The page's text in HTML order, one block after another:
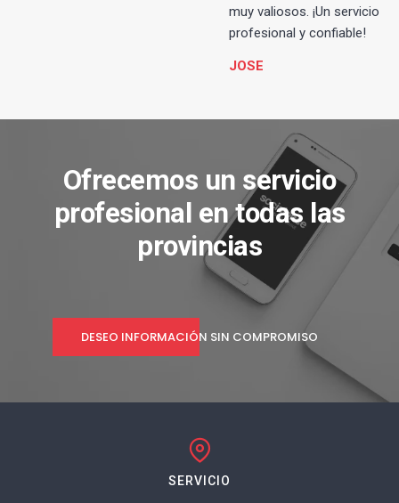
muy valiosos. ¡Un servicio
profesional y confiable!
JOSE
Ofrecemos un servicio
profesional en todas las
provincias
DESEO INFORMACIÓN SIN COMPROMISO
SERVICIO